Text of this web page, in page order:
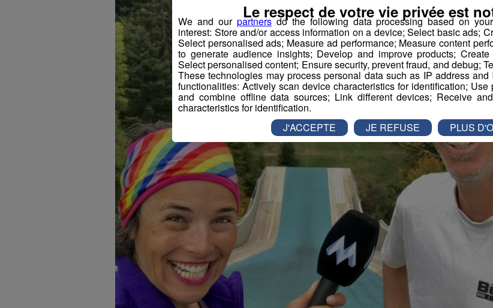
We and our partnersdo the following data processing based on
interest: Store and/or access information on a device; Select basic ads;
Select personalised ads; Measure ad performance; Measure content
to generate audience insights; Develop and improve products;
Select personalised content; Ensure security, prevent fraud, and debug;
These technologies may process personal data such as IP address
functionalities: Actively scan device characteristics for identification;
and combine offline data sources; Link different devices; Receive
characteristics for identification.
Le respect de votre vie privée est
J'ACCEPTE JE REFUSE PLUS